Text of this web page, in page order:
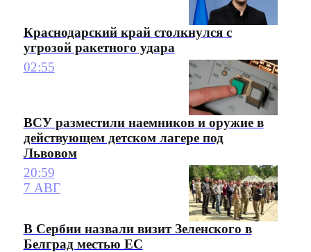
Краснодарский край столкнулся с
угрозой ракетного удара
02:55
ВСУ разместили наемников и оружие в
действующем детском лагере под
Львовом
20:59
7 АВГ
В Сербии назвали визит Зеленского в
Белград местью ЕС